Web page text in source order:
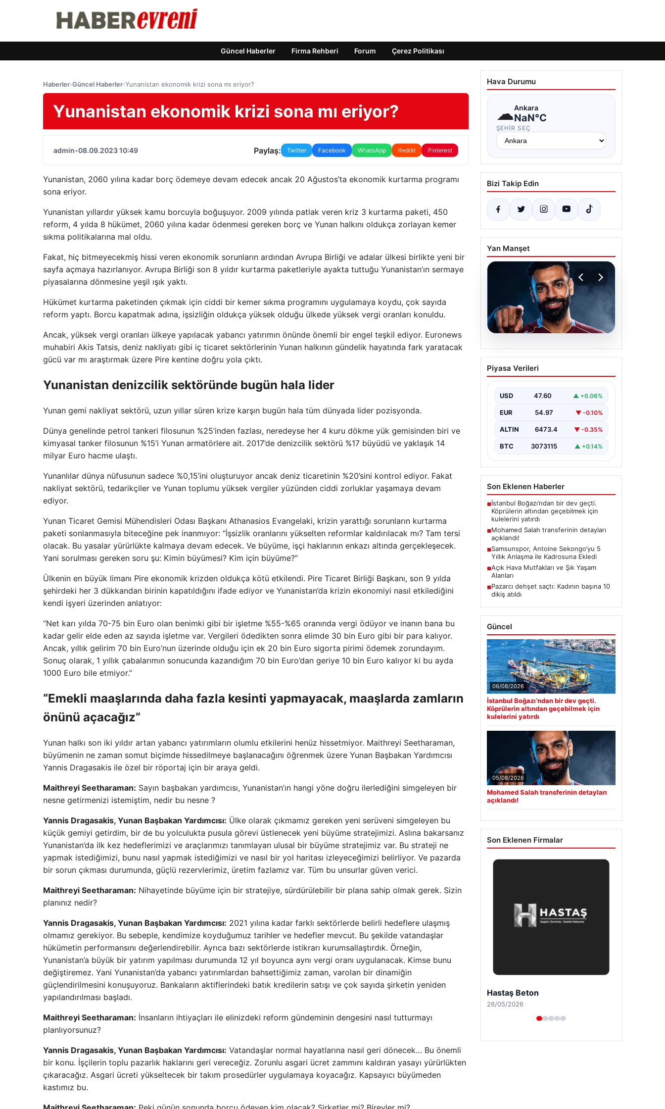
Güncel Haberler Firma Rehberi Forum Çerez Politikası
Haberler›Güncel Haberler›Yunanistan ekonomik krizi sona mı eriyor?
Yunanistan ekonomik krizi sona mı eriyor?
admin•08.09.2023 10:49 Paylaş: Twitter Facebook WhatsApp Reddit Pinterest
Yunanistan, 2060 yılına kadar borç ödemeye devam edecek ancak 20 Ağustos’ta ekonomik kurtarma programı
sona eriyor.
Yunanistan yıllardır yüksek kamu borcuyla boğuşuyor. 2009 yılında patlak veren kriz 3 kurtarma paketi, 450
reform, 4 yılda 8 hükümet, 2060 yılına kadar ödenmesi gereken borç ve Yunan halkını oldukça zorlayan kemer
sıkma politikalarına mal oldu.
Fakat, hiç bitmeyecekmiş hissi veren ekonomik sorunların ardından Avrupa Birliği ve adalar ülkesi birlikte yeni bir
sayfa açmaya hazırlanıyor. Avrupa Birliği son 8 yıldır kurtarma paketleriyle ayakta tuttuğu Yunanistan’ın sermaye
piyasalarına dönmesine yeşil ışık yaktı.
Hükümet kurtarma paketinden çıkmak için ciddi bir kemer sıkma programını uygulamaya koydu, çok sayıda
reform yaptı. Borcu kapatmak adına, işsizliğin oldukça yüksek olduğu ülkede yüksek vergi oranları konuldu.
Ancak, yüksek vergi oranları ülkeye yapılacak yabancı yatırımın önünde önemli bir engel teşkil ediyor. Euronews
muhabiri Akis Tatsis, deniz nakliyatı gibi iç ticaret sektörlerinin Yunan halkının gündelik hayatında fark yaratacak
gücü var mı araştırmak üzere Pire kentine doğru yola çıktı.
Yunanistan denizcilik sektöründe bugün hala lider
Yunan gemi nakliyat sektörü, uzun yıllar süren krize karşın bugün hala tüm dünyada lider pozisyonda.
Dünya genelinde petrol tankeri filosunun %25’inden fazlası, neredeyse her 4 kuru dökme yük gemisinden biri ve
kimyasal tanker filosunun %15’i Yunan armatörlere ait. 2017’de denizcilik sektörü %17 büyüdü ve yaklaşık 14
milyar Euro hacme ulaştı.
Yunanlılar dünya nüfusunun sadece %0,15’ini oluşturuyor ancak deniz ticaretinin %20’sini kontrol ediyor. Fakat
nakliyat sektörü, tedarikçiler ve Yunan toplumu yüksek vergiler yüzünden ciddi zorluklar yaşamaya devam
ediyor.
Yunan Ticaret Gemisi Mühendisleri Odası Başkanı Athanasios Evangelaki, krizin yarattığı sorunların kurtarma
paketi sonlanmasıyla biteceğine pek inanmıyor: “İşsizlik oranlarını yükselten reformlar kaldırılacak mı? Tam tersi
olacak. Bu yasalar yürürlükte kalmaya devam edecek. Ve büyüme, işçi haklarının enkazı altında gerçekleşecek.
Yani sorulması gereken soru şu: Kimin büyümesi? Kim için büyüme?”
Ülkenin en büyük limanı Pire ekonomik krizden oldukça kötü etkilendi. Pire Ticaret Birliği Başkanı, son 9 yılda
şehirdeki her 3 dükkandan birinin kapatıldığını ifade ediyor ve Yunanistan’da krizin ekonomiyi nasıl etkilediğini
kendi işyeri üzerinden anlatıyor:
“Net karı yılda 70-75 bin Euro olan benimki gibi bir işletme %55-%65 oranında vergi ödüyor ve inanın bana bu
kadar gelir elde eden az sayıda işletme var. Vergileri ödedikten sonra elimde 30 bin Euro gibi bir para kalıyor.
Ancak, yıllık gelirim 70 bin Euro’nun üzerinde olduğu için ek 20 bin Euro sigorta pirimi ödemek zorundayım.
Sonuç olarak, 1 yıllık çabalarımın sonucunda kazandığım 70 bin Euro’dan geriye 10 bin Euro kalıyor ki bu ayda
1000 Euro bile etmiyor.”
“Emekli maaşlarında daha fazla kesinti yapmayacak, maaşlarda zamların
önünü açacağız”
Yunan halkı son iki yıldır artan yabancı yatırımların olumlu etkilerini henüz hissetmiyor. Maithreyi Seetharaman,
büyümenin ne zaman somut biçimde hissedilmeye başlanacağını öğrenmek üzere Yunan Başbakan Yardımcısı
Yannis Dragasakis ile özel bir röportaj için bir araya geldi.
Maithreyi Seetharaman: Sayın başbakan yardımcısı, Yunanistan’ın hangi yöne doğru ilerlediğini simgeleyen bir
nesne getirmenizi istemiştim, nedir bu nesne ?
Yannis Dragasakis, Yunan Başbakan Yardımcısı: Ülke olarak çıkmamız gereken yeni serüveni simgeleyen bu
küçük gemiyi getirdim, bir de bu yolculukta pusula görevi üstlenecek yeni büyüme stratejimizi. Aslına bakarsanız
Yunanistan’da ilk kez hedeflerimizi ve araçlarımızı tanımlayan ulusal bir büyüme stratejimiz var. Bu strateji ne
yapmak istediğimizi, bunu nasıl yapmak istediğimizi ve nasıl bir yol haritası izleyeceğimizi belirliyor. Ve pazarda
bir sorun çıkması durumunda, güçlü rezervlerimiz, üretim fazlamız var. Tüm bu unsurlar güven verici.
Maithreyi Seetharaman: Nihayetinde büyüme için bir stratejiye, sürdürülebilir bir plana sahip olmak gerek. Sizin
planınız nedir?
Yannis Dragasakis, Yunan Başbakan Yardımcısı: 2021 yılına kadar farklı sektörlerde belirli hedeflere ulaşmış
olmamız gerekiyor. Bu sebeple, kendimize koyduğumuz tarihler ve hedefler mevcut. Bu şekilde vatandaşlar
hükümetin performansını değerlendirebilir. Ayrıca bazı sektörlerde istikrarı kurumsallaştırdık. Örneğin,
Yunanistan’a büyük bir yatırım yapılması durumunda 12 yıl boyunca aynı vergi oranı uygulanacak. Kimse bunu
değiştiremez. Yani Yunanistan’da yabancı yatırımlardan bahsettiğimiz zaman, varolan bir dinamiğin
güçlendirilmesini konuşuyoruz. Bankaların aktiflerindeki batık kredilerin satışı ve çok sayıda şirketin yeniden
yapılandırılması başladı.
Maithreyi Seetharaman: İnsanların ihtiyaçları ile elinizdeki reform gündeminin dengesini nasıl tutturmayı
planlıyorsunuz?
Yannis Dragasakis, Yunan Başbakan Yardımcısı: Vatandaşlar normal hayatlarına nasıl geri dönecek… Bu önemli
bir konu. İşçilerin toplu pazarlık haklarını geri vereceğiz. Zorunlu asgari ücret zammını kaldıran yasayı yürürlükten
çıkaracağız. Asgari ücreti yükseltecek bir takım prosedürler uygulamaya koyacağız. Kapsayıcı büyümeden
kastımız bu.
Hava Durumu
☁Ankara
NaN°C
ŞEHIR SEÇ
Bizi Takip Edin
Yan Manşet
05.08.2026
Mohamed Salah
transferinin detayları
Piyasa Verileri
USD 47.60 ▲ +0.06%
EUR 54.97 ▼ -0.10%
ALTIN 6473.4 ▼ -0.35%
BTC 3073115 ▲ +0.14%
Son Eklenen Haberler
■İstanbul Boğazı’ndan bir dev geçti.
Köprülerin altından geçebilmek için
kulelerini yatırdı
■Mohamed Salah transferinin detayları
açıklandı!
■Samsunspor, Antoine Sekongo’yu 5
Yıllık Anlaşma ile Kadrosuna Ekledi
■Açık Hava Mutfakları ve Şık Yaşam
Alanları
■Pazarcı dehşet saçtı: Kadının başına 10
dikiş atıldı
Güncel
06/08/2026
İstanbul Boğazı’ndan bir dev geçti.
Köprülerin altından geçebilmek için
kulelerini yatırdı
05/08/2026
Mohamed Salah transferinin detayları
açıklandı!
Son Eklenen Firmalar
Prenses Night Club
29/04/2026